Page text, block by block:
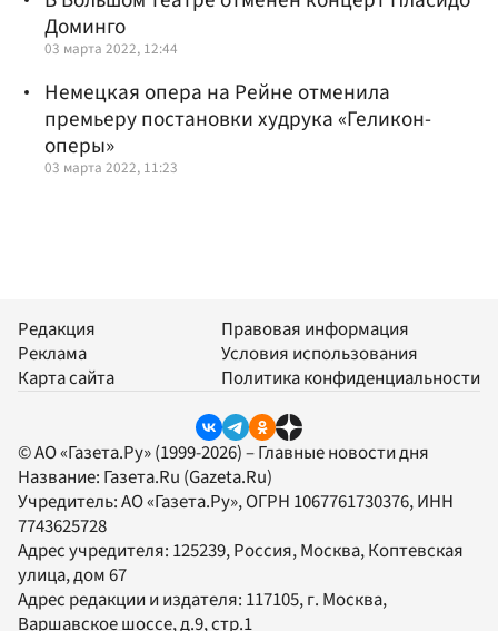
Доминго
03 марта 2022, 12:44
Немецкая опера на Рейне отменила
премьеру постановки худрука «Геликон-
оперы»
03 марта 2022, 11:23
Редакция
Реклама
Карта сайта
Правовая информация
Условия использования
Политика конфиденциальности
© АО «Газета.Ру» (1999-2026) – Главные новости дня
Название: Газета.Ru (Gazeta.Ru)
Учредитель:АО «Газета.Ру», ОГРН 1067761730376, ИНН
7743625728
Адрес учредителя: 125239, Россия, Москва, Коптевская
улица, дом 67
Адрес редакции и издателя: 117105, г. Москва,
Варшавское шоссе, д.9, стр.1